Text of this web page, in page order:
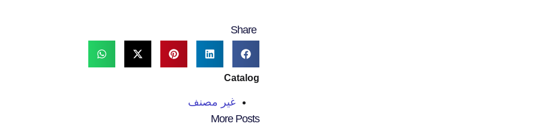
Share
Catalog
غير مصنف
More Posts